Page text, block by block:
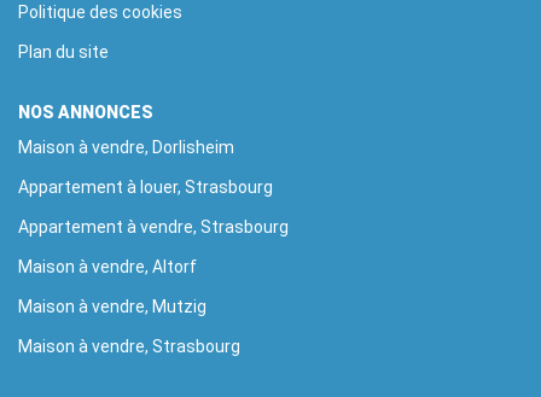
Politique des cookies
Plan du site
NOS ANNONCES
Maison à vendre, Dorlisheim
Appartement à louer, Strasbourg
Appartement à vendre, Strasbourg
Maison à vendre, Altorf
Maison à vendre, Mutzig
Maison à vendre, Strasbourg